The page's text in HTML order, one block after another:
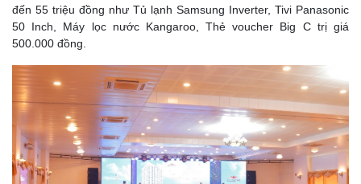
đến 55 triệu đồng như Tủ lạnh Samsung Inverter, Tivi Panasonic
50 Inch, Máy lọc nước Kangaroo, Thẻ voucher Big C trị giá
500.000 đồng.